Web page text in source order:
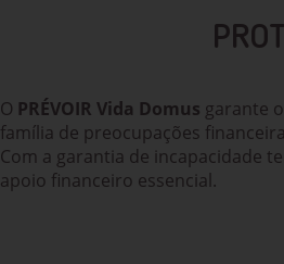
O PRÉVOIR Vida Domus garante
família de preocupações
Com a garantia de incapacidade
apoio financeiro essencial.